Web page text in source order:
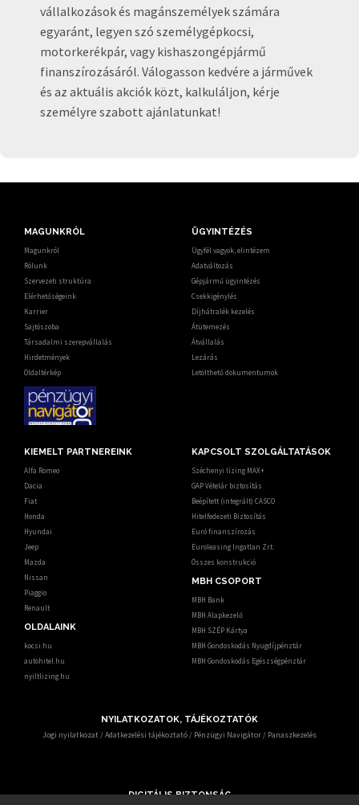
vállalkozások és magánszemélyek számára
egyaránt, legyen szó személygépkocsi,
motorkerékpár, vagy kishaszongépjármű
finanszírozásáról. Válogasson kedvére a járművek
és az aktuális akciók közt, kalkuláljon, kérje
személyre szabott ajánlatunkat!
MAGUNKRÓL
Magunkról
Rólunk
Szervezeti struktúra
Elérhetőségeink
Karrier
Sajtószoba
Társadalmi szerepvállalás
Hirdetmények
Oldaltérkép
ÜGYINTÉZÉS
Ügyfél vagyok, elintézem
Adatváltozás
Gépjármű ügyintézés
Csekkigénylés
Díjhátralék kezelés
Átütemezés
Átvállalás
Lezárás
Letölthető dokumentumok
KIEMELT PARTNEREINK
Alfa Romeo
Dacia
Fiat
Honda
Hyundai
Jeep
Mazda
Nissan
Piaggio
Renault
OLDALAINK
kocsi.hu
autohitel.hu
nyiltlizing.hu
KAPCSOLT SZOLGÁLTATÁSOK
Széchenyi lízing MAX+
GAP Vételár biztosítás
Beépített (integrált) CASCO
Hitelfedezeti Biztosítás
Euró finanszírozás
Euroleasing Ingatlan Zrt.
Összes konstrukció
MBH CSOPORT
MBH Bank
MBH Alapkezelő
MBH SZÉP Kártya
MBH Gondoskodás Nyugdíjpénztár
MBH Gondoskodás Egészségpénztár
NYILATKOZATOK, TÁJÉKOZTATÓK
Jogi nyilatkozat/Adatkezelési tájékoztató/ Pénzügyi Navigátor/ Panaszkezelés
DIGITÁLIS BIZTONSÁG